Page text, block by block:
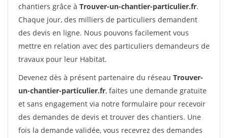
chantiers grâce à Trouver-un-chantier-particulier.fr.
Chaque jour, des milliers de particuliers demandent
des devis en ligne. Nous pouvons facilement vous
mettre en relation avec des particuliers demandeurs de
travaux pour leur Habitat.
Devenez dès à présent partenaire du réseau Trouver-
un-chantier-particulier.fr, faites une demande gratuite
et sans engagement via notre formulaire pour recevoir
des demandes de devis et trouver des chantiers. Une
fois la demande validée, vous recevrez des demandes